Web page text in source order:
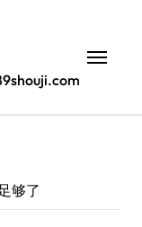
够了